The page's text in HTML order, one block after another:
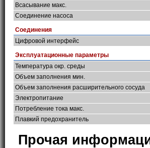
Всасывание макс.
Соединение насоса
Соединения
Цифровой интерфейс
Эксплуатационные параметры
Температура окр. среды
Объем заполнения мин.
Объем заполнения расширительного сосуда
Электропитание
Потребление тока макс.
Плавкий предохранитель
Прочая